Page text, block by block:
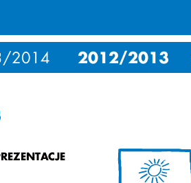
2014 2012/2013